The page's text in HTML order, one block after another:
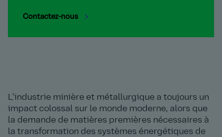
Contactez-nous
L’industrie minière et métallurgique a toujours un
impact colossal sur le monde moderne, alors que
la demande de matières premières nécessaires à
la transformation des systèmes énergétiques de